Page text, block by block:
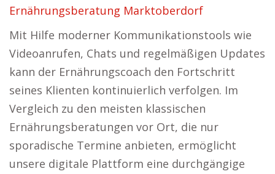
Ernährungsberatung Marktoberdorf
Mit Hilfe moderner Kommunikationstools wie
Videoanrufen, Chats und regelmäßigen Updates
kann der Ernährungscoach den Fortschritt
seines Klienten kontinuierlich verfolgen. Im
Vergleich zu den meisten klassischen
Ernährungsberatungen vor Ort, die nur
sporadische Termine anbieten, ermöglicht
unsere digitale Plattform eine durchgängige